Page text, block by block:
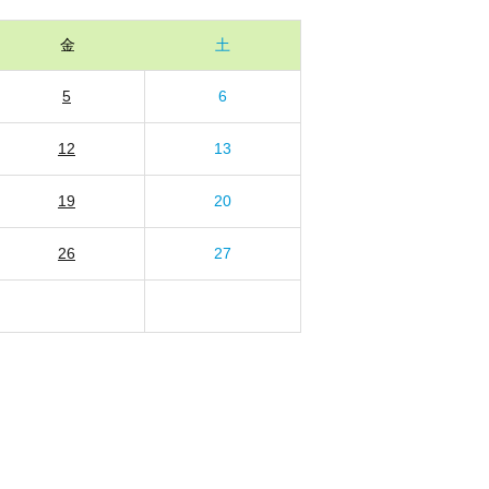
金 土
5 6
12 13
19 20
26 27